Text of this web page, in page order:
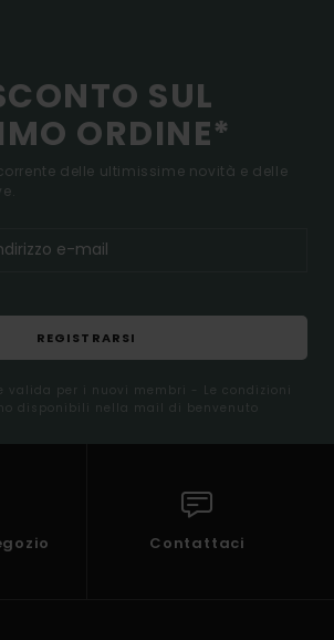
SUL
ORDINE*
delle ultimissime novità e delle
REGISTRARSI
valida per i nuovi membri - Le condizioni
disponibili nella mail di benvenuto
Contattaci